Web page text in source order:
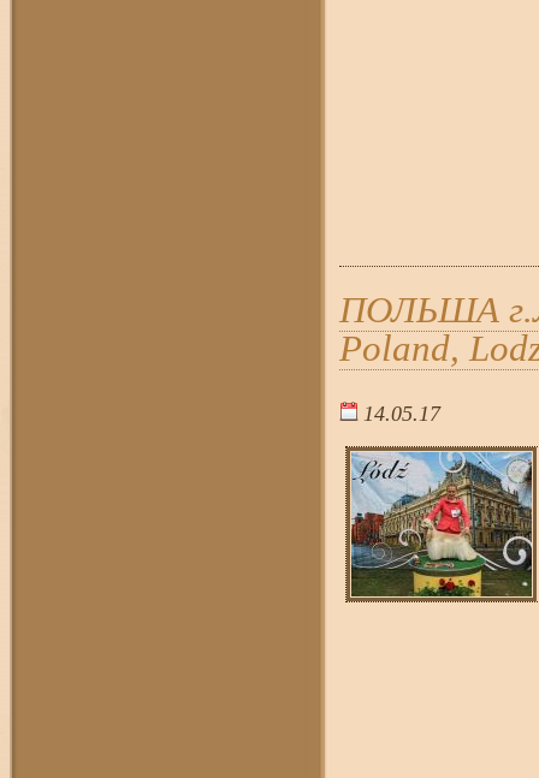
ПОЛЬША
Poland,
14.05.17